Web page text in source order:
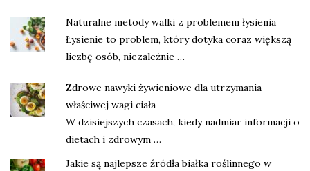
Naturalne metody walki z problemem łysienia
Łysienie to problem, który dotyka coraz większą
liczbę osób, niezależnie …
Zdrowe nawyki żywieniowe dla utrzymania
właściwej wagi ciała
W dzisiejszych czasach, kiedy nadmiar informacji o
dietach i zdrowym …
Jakie są najlepsze źródła białka roślinnego w